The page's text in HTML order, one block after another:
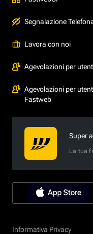
Segnalazione
Lavora con noi
Agevolazioni per
Agevolazioni per
Fastweb
Super
La tua
Informativa Privacy